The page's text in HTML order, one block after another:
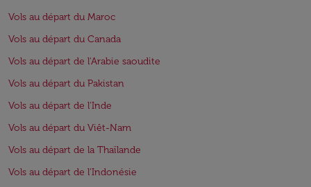
Vols au départ du Maroc
Vols au départ du Canada
Vols au départ de l'Arabie saoudite
Vols au départ du Pakistan
Vols au départ de l'Inde
Vols au départ du Viêt-Nam
Vols au départ de la Thaïlande
Vols au départ de l'Indonésie